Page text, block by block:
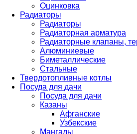
Оцинковка
Радиаторы
Радиаторы
Радиаторная арматура
Радиаторные клапаны,
Алюминиевые
Биметаллические
Стальные
Твердотопливные котлы
Посуда для дачи
Посуда для дачи
Казаны
Афганские
Узбекские
Мангалы